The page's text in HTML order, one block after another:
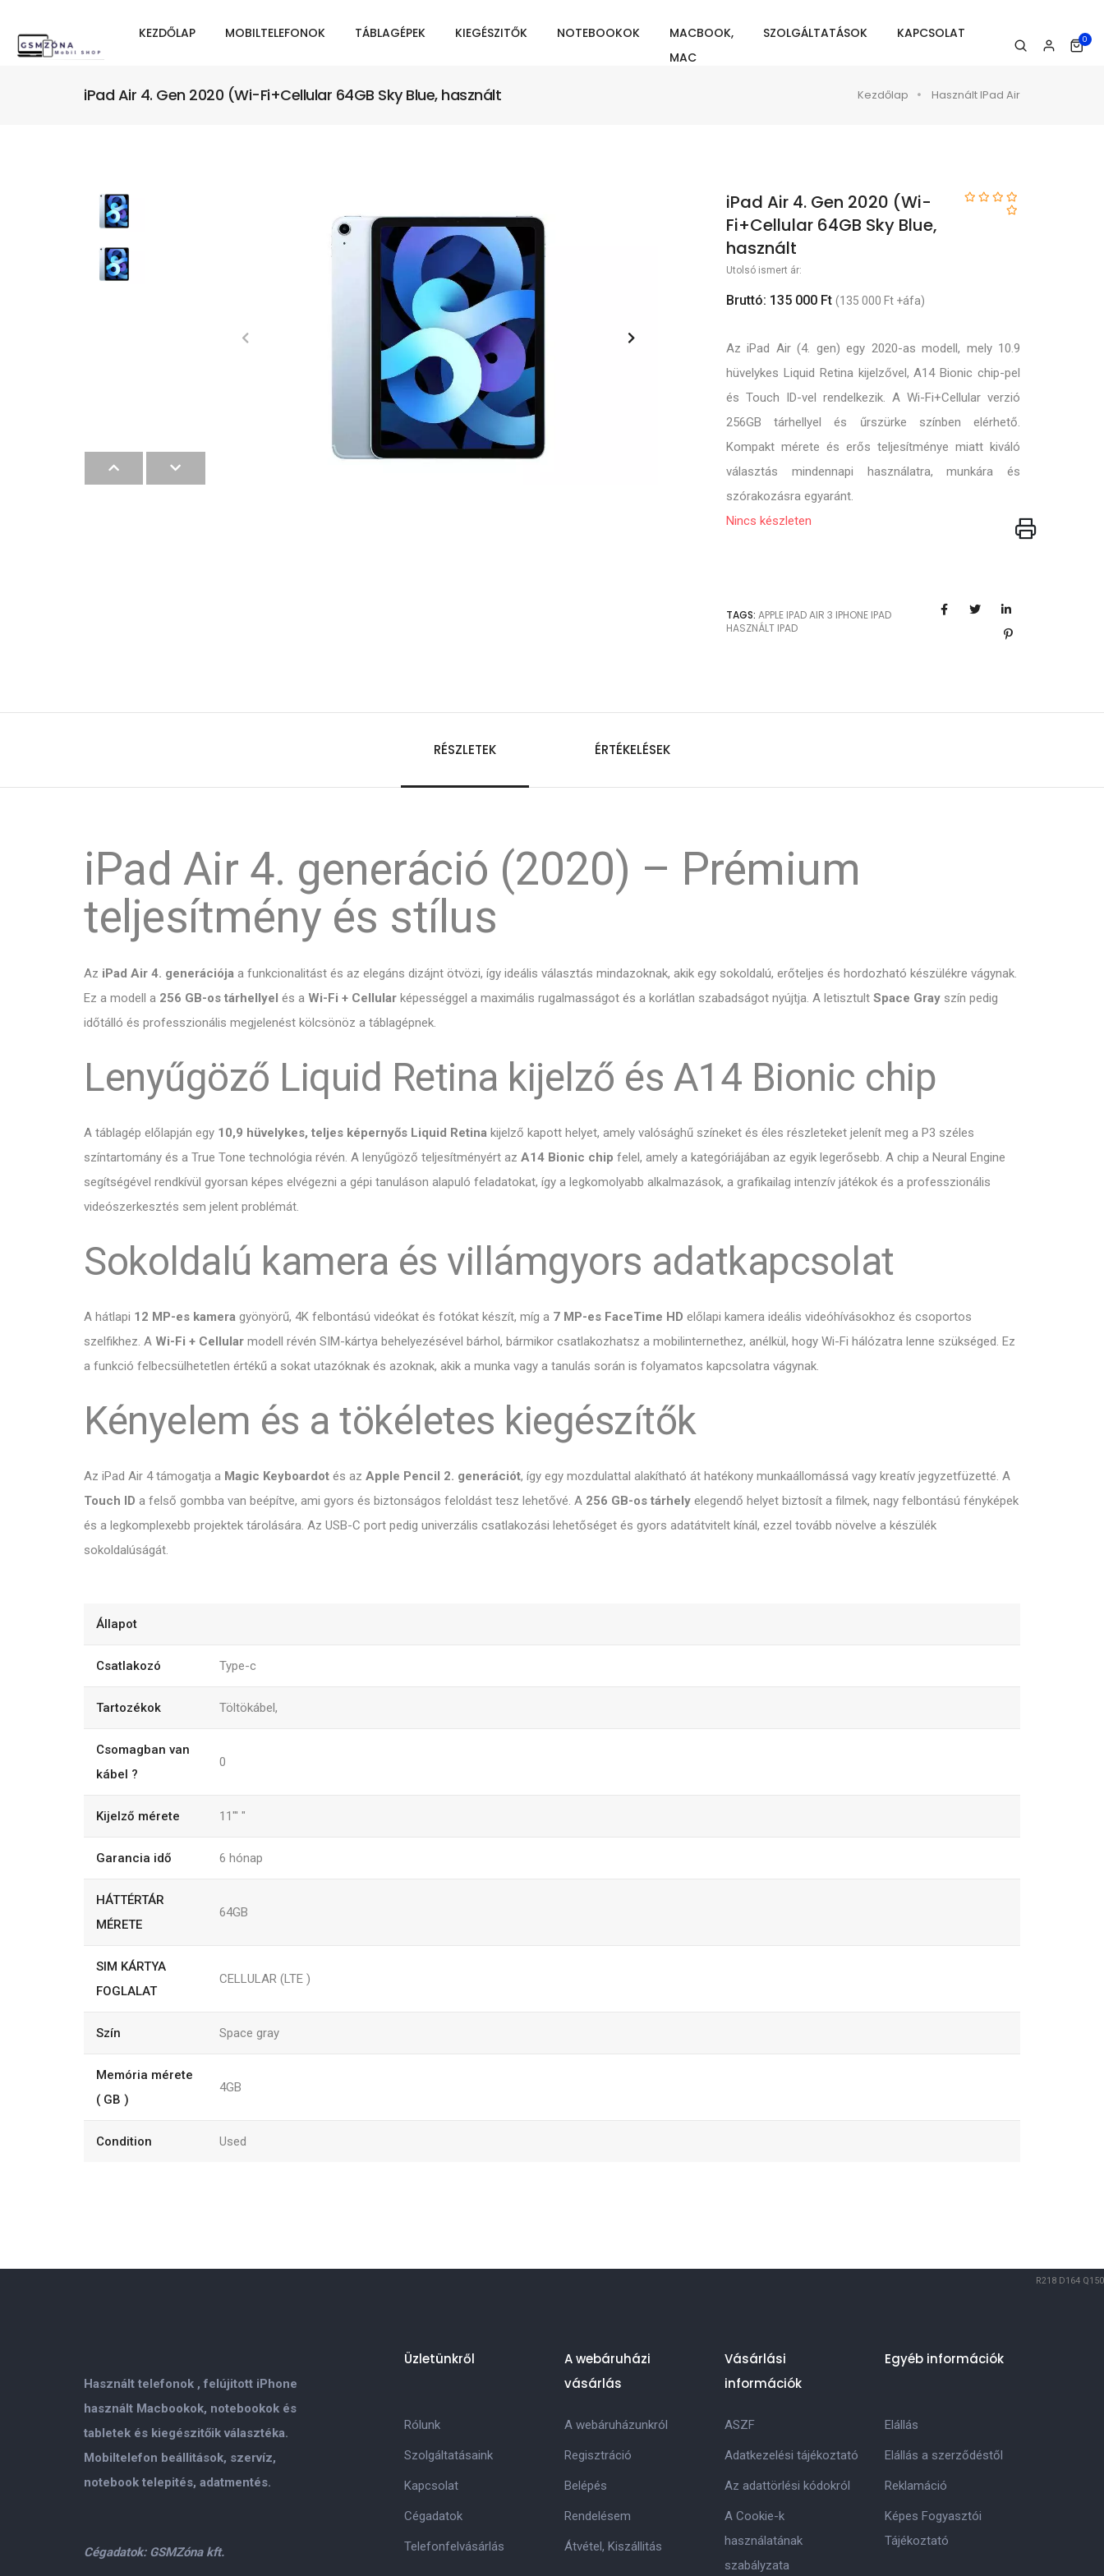
KEZDŐLAP MOBILTELEFONOK TÁBLAGÉPEK KIEGÉSZITŐK NOTEBOOKOK
MACBOOK,
MAC
SZOLGÁLTATÁSOK KAPCSOLAT 0
iPad Air 4. Gen 2020 (Wi-Fi+Cellular 64GB Sky Blue, használt Kezdőlap Használt IPad Air
iPad Air 4. Gen 2020 (Wi-
Fi+Cellular 64GB Sky Blue,
használt
Utolsó ismert ár:
Bruttó: 135 000 Ft (135 000 Ft +áfa)
Az iPad Air (4. gen) egy 2020-as modell, mely 10.9
hüvelykes Liquid Retina kijelzővel, A14 Bionic chip-pel
és Touch ID-vel rendelkezik. A Wi-Fi+Cellular verzió
256GB tárhellyel és űrszürke színben elérhető.
Kompakt mérete és erős teljesítménye miatt kiváló
választás mindennapi használatra, munkára és
szórakozásra egyaránt.
Nincs készleten
TAGS: APPLE IPAD AIR 3 IPHONE IPAD
HASZNÁLT IPAD
RÉSZLETEK ÉRTÉKELÉSEK
iPad Air 4. generáció (2020) – Prémium
teljesítmény és stílus
Az iPad Air 4. generációja a funkcionalitást és az elegáns dizájnt ötvözi, így ideális választás mindazoknak, akik egy sokoldalú, erőteljes és hordozható készülékre vágynak.
Ez a modell a 256 GB-os tárhellyel és a Wi-Fi + Cellular képességgel a maximális rugalmasságot és a korlátlan szabadságot nyújtja. A letisztult Space Gray szín pedig
időtálló és professzionális megjelenést kölcsönöz a táblagépnek.
Lenyűgöző Liquid Retina kijelző és A14 Bionic chip
A táblagép előlapján egy 10,9 hüvelykes, teljes képernyős Liquid Retina kijelző kapott helyet, amely valósághű színeket és éles részleteket jelenít meg a P3 széles
színtartomány és a True Tone technológia révén. A lenyűgöző teljesítményért az A14 Bionic chip felel, amely a kategóriájában az egyik legerősebb. A chip a Neural Engine
segítségével rendkívül gyorsan képes elvégezni a gépi tanuláson alapuló feladatokat, így a legkomolyabb alkalmazások, a grafikailag intenzív játékok és a professzionális
videószerkesztés sem jelent problémát.
Sokoldalú kamera és villámgyors adatkapcsolat
A hátlapi 12 MP-es kamera gyönyörű, 4K felbontású videókat és fotókat készít, míg a 7 MP-es FaceTime HD előlapi kamera ideális videóhívásokhoz és csoportos
szelfikhez. A Wi-Fi + Cellular modell révén SIM-kártya behelyezésével bárhol, bármikor csatlakozhatsz a mobilinternethez, anélkül, hogy Wi-Fi hálózatra lenne szükséged. Ez
a funkció felbecsülhetetlen értékű a sokat utazóknak és azoknak, akik a munka vagy a tanulás során is folyamatos kapcsolatra vágynak.
Kényelem és a tökéletes kiegészítők
Az iPad Air 4 támogatja a Magic Keyboardot és az Apple Pencil 2. generációt, így egy mozdulattal alakítható át hatékony munkaállomássá vagy kreatív jegyzetfüzetté. A
Touch ID a felső gombba van beépítve, ami gyors és biztonságos feloldást tesz lehetővé. A 256 GB-os tárhely elegendő helyet biztosít a filmek, nagy felbontású fényképek
és a legkomplexebb projektek tárolására. Az USB-C port pedig univerzális csatlakozási lehetőséget és gyors adatátvitelt kínál, ezzel tovább növelve a készülék
sokoldalúságát.
Állapot
Csatlakozó Type-c
Tartozékok Töltökábel,
Csomagban van
kábel ?
0
Kijelző mérete 11"' "
Garancia idő 6 hónap
HÁTTÉRTÁR
MÉRETE
64GB
SIM KÁRTYA
FOGLALAT
CELLULAR (LTE )
Szín Space gray
Memória mérete
( GB )
4GB
Condition Used
R218 D164 Q150
Használt telefonok , felújitott iPhone
használt Macbookok, notebookok és
tabletek és kiegészitőik választéka.
Mobiltelefon beállitások, szervíz,
notebook telepités, adatmentés.
Cégadatok: GSMZóna kft.
Üzletünkről
Rólunk
Szolgáltatásaink
Kapcsolat
Cégadatok
Telefonfelvásárlás
A webáruházi
vásárlás
A webáruházunkról
Regisztráció
Belépés
Rendelésem
Átvétel, Kiszállitás
Vásárlási
információk
ASZF
Adatkezelési tájékoztató
Az adattörlési kódokról
A Cookie-k
használatának
szabályzata
Egyéb információk
Elállás
Elállás a szerződéstől
Reklamáció
Képes Fogyasztói
Tájékoztató